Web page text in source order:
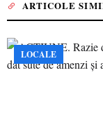
ARTICOLE
LOCALE